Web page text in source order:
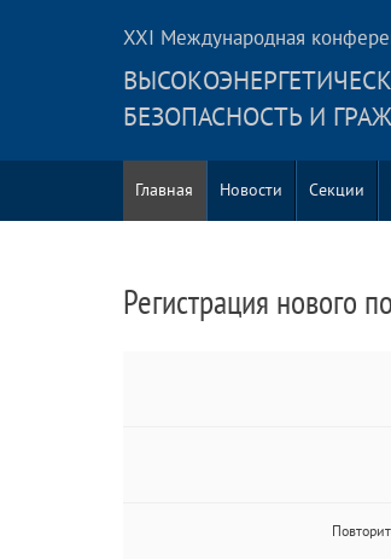
XXI Международная
БЕЗОПАСНОСТЬ И
Главная Новости Секции
Регистрация нового